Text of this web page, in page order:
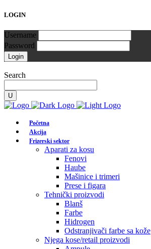
LOGIN
Username
Password
Search
Početna
Akcija
Frizerski sektor
Aparati za kosu
Fenovi
Haube
Mašinice i trimeri
Prese i figara
Tehnički proizvodi
Blanš
Farbe
Hidrogen
Odstranjivači farbe sa kože
Njega kose/retail proizvodi